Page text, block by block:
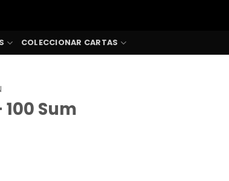
COLECCIONAR CARTAS
Sum